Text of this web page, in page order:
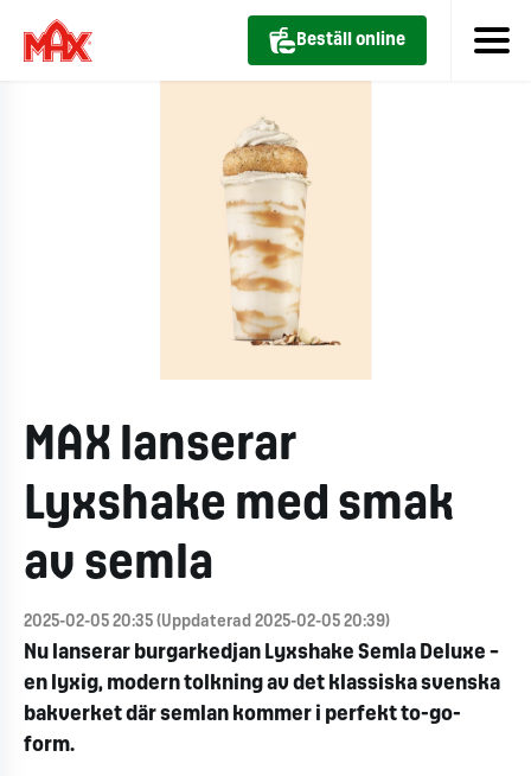
Beställ online
MAX lanserar
Lyxshake med smak
av semla
2025-02-05 20:35 (Uppdaterad 2025-02-05 20:39)
Nu lanserar burgarkedjan Lyxshake Semla Deluxe –
en lyxig, modern tolkning av det klassiska svenska
bakverket där semlan kommer i perfekt to-go-
form.